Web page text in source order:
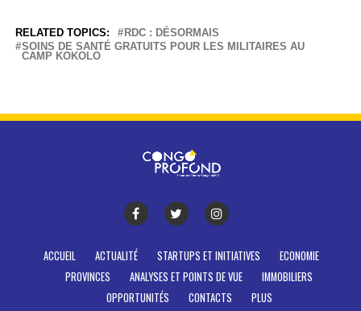
RELATED TOPICS:
RDC : DÉSORMAIS
SOINS DE SANTÉ GRATUITS POUR LES MILITAIRES AU
CAMP KOKOLO
ACCUEIL ACTUALITÉ STARTUPS ET INITIATIVES
ECONOMIE
PROVINCES
ANALYSES ET POINTS DE VUE
IMMOBILIERS
OPPORTUNITÉS
CONTACTS PLUS